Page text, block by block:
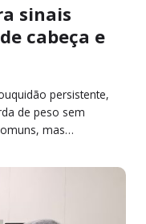
sinais
cabeça e
persistente,
de peso sem
mas…